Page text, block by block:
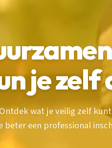
je zelf
wat je veilig zelf
beter een professional